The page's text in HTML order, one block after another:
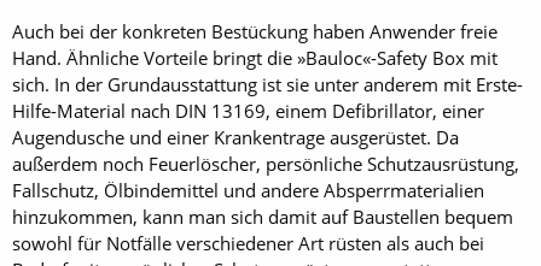
Auch bei der konkreten Bestückung haben Anwender freie
Hand. Ähnliche Vorteile bringt die »Bauloc«-Safety Box mit
sich. In der Grundausstattung ist sie unter anderem mit Erste-
Hilfe-Material nach DIN 13169, einem Defibrillator, einer
Augendusche und einer Krankentrage ausgerüstet. Da
außerdem noch Feuerlöscher, persönliche Schutzausrüstung,
Fallschutz, Ölbindemittel und andere Absperrmaterialien
hinzukommen, kann man sich damit auf Baustellen bequem
sowohl für Notfälle verschiedener Art rüsten als auch bei